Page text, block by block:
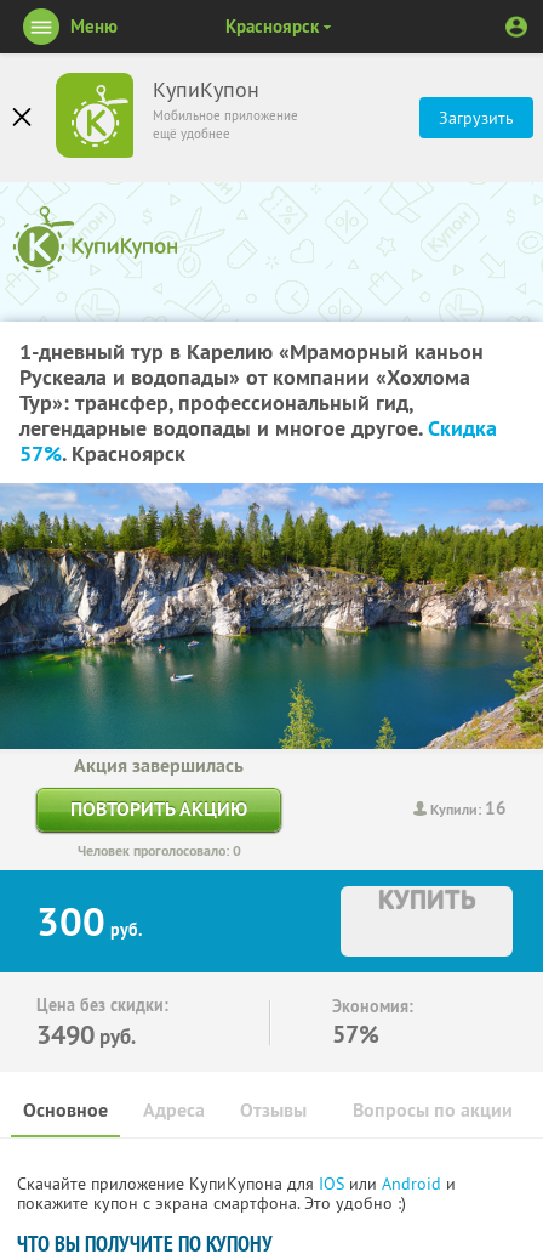
КупиКупон
Мобильное приложение
ещё удобнее
Загрузить
Меню Красноярск
1-дневный тур в Карелию «Мраморный каньон
Рускеала и водопады» от компании «Хохлома
Тур»: трансфер, профессиональный гид,
легендарные водопады и многое другое.Скидка
57%. Красноярск
Купили: 16
Акция завершилась
ПОВТОРИТЬ АКЦИЮ
Человек проголосовало: 0
300 руб.
КУПИТЬ
Цена без скидки:
3490 руб.
Экономия:
57%
Основное Отзывы Вопросы по акции
Адреса
Скачайте приложение КупиКупона для IOS или Android и
покажите купон с экрана смартфона. Это удобно :)
ЧТО ВЫ ПОЛУЧИТЕ ПО КУПОНУ